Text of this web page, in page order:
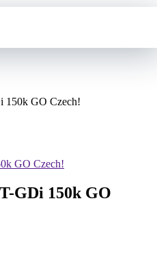
150k GO Czech!
GDi 150k GO